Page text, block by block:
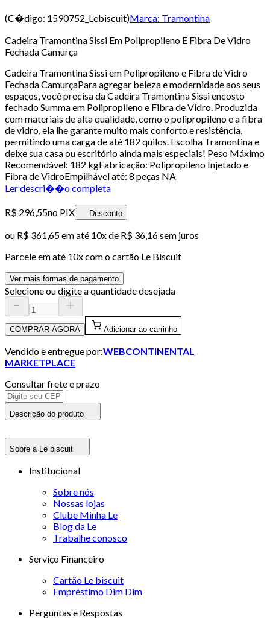
(C�digo: 1590752_Lebiscuit)Marca: Tramontina
Cadeira Tramontina Sissi Em Polipropileno E Fibra De Vidro
Fechada Camurça
Cadeira Tramontina Sissi em Polipropileno e Fibra de Vidro
Fechada CamurçaPara agregar beleza e modernidade aos seus
espaços, você precisa da Cadeira Tramontina Sissi encosto
fechado Summa em Polipropileno e Fibra de Vidro. Produzida
com materiais de alta qualidade, como o polipropileno e a fibra
de vidro, ela lhe garante muito mais conforto e resistência,
permitindo uma carga de até 182 quilos. Escolha Tramontina e
deixe sua casa ou escritório ainda mais especiais! Peso Máximo
Recomendável: 182 kgFabricação: Polipropileno Injetado e
Fibra de VidroEmpilhável até: 8 peças NA
Ler descri��o completa
R$ 296,55no PIX Desconto
ou R$ 361,65em até 10x de R$ 36,16 sem juros
Parcele em até 10x com o cartão Le Biscuit
Ver mais formas de pagamento
Selecione ou digite a quantidade desejada
COMPRAR AGORA Adicionar ao carrinho
Vendido e entregue por:WEBCONTINENTAL
MARKETPLACE
Consultar frete e prazo
Descrição do produto
Sobre a Le biscuit
Institucional
Sobre nós
Nossas lojas
Clube Minha Le
Blog da Le
Trabalhe conosco
Serviço Financeiro
Cartão Le biscuit
Empréstimo Dim Dim
Perguntas e Respostas